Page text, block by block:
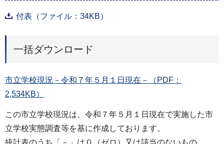
付表（ファイル：34KB）
一括ダウンロード
市立学校現況－令和７年５月１日現在－（PDF：
2,534KB）
この市立学校現況は、令和７年５月１日現在で実施した市
立学校実態調査等を基に作成しております。
統計表のうち「－」は０（ゼロ）又は該当のないもの、